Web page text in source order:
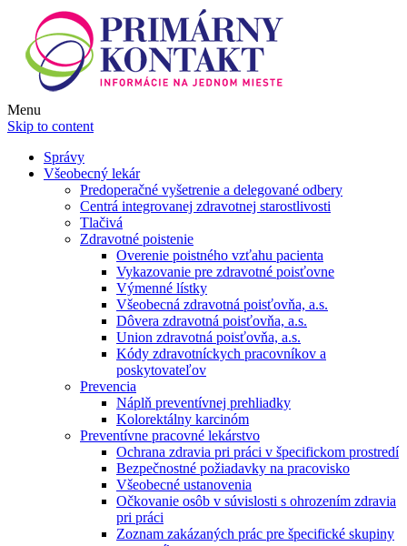
Menu
Skip to content
Správy
Všeobecný lekár
Predoperačné vyšetrenie a delegované odbery
Centrá integrovanej zdravotnej starostlivosti
Tlačivá
Zdravotné poistenie
Overenie poistného vzťahu pacienta
Vykazovanie pre zdravotné poisťovne
Výmenné lístky
Všeobecná zdravotná poisťovňa, a.s.
Dôvera zdravotná poisťovňa, a.s.
Union zdravotná poisťovňa, a.s.
Kódy zdravotníckych pracovníkov a
poskytovateľov
Prevencia
Náplň preventívnej prehliadky
Kolorektálny karcinóm
Preventívne pracovné lekárstvo
Ochrana zdravia pri práci v špecifickom prostredí
Bezpečnostné požiadavky na pracovisko
Všeobecné ustanovenia
Očkovanie osôb v súvislosti s ohrozením zdravia
pri práci
Zoznam zakázaných prác pre špecifické skupiny